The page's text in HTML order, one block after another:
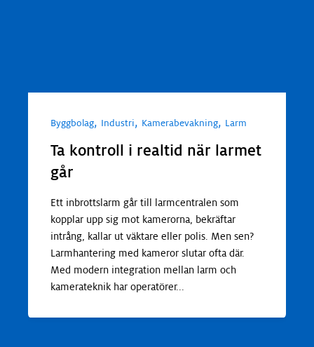
Byggbolag, Industri, Kamerabevakning, Larm
Ta kontroll i realtid när larmet
går
Ett inbrottslarm går till larmcentralen som
kopplar upp sig mot kamerorna, bekräftar
intrång, kallar ut väktare eller polis. Men sen?
Larmhantering med kameror slutar ofta där.
Med modern integration mellan larm och
kamerateknik har operatörer...